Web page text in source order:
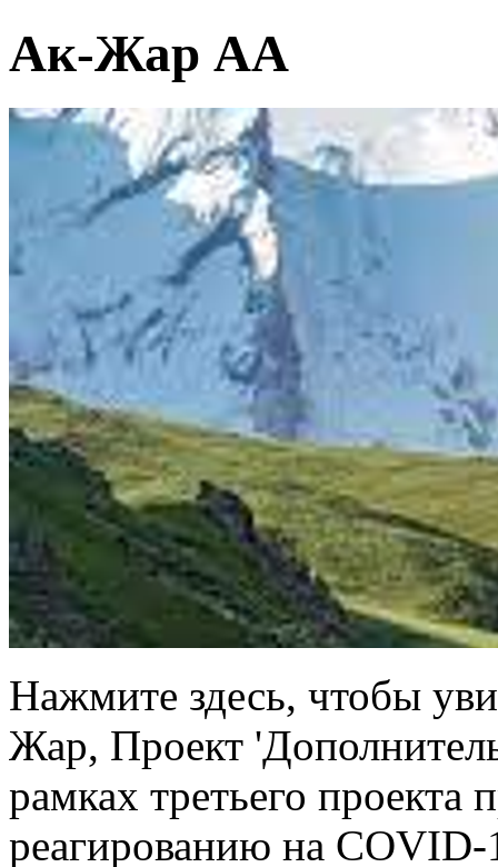
Ак-Жар АА
Нажмите здесь, чтобы
Жар, Проект
рамках третьего проекта
реагированию на COVID-